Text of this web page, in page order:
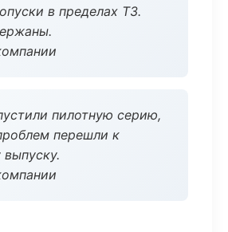
в пределах ТЗ.
пилотную серию,
перешли к